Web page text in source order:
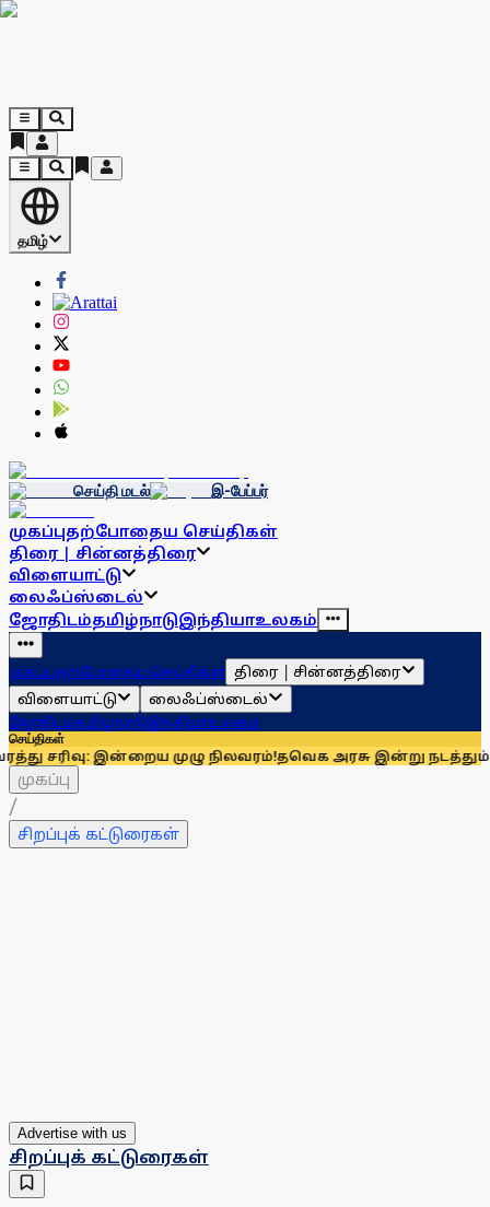
தமிழ்
செய்தி மடல் இ-பேப்பர்
முகப்புதற்போதைய செய்திகள்
திரை | சின்னத்திரை
விளையாட்டு
லைஃப்ஸ்டைல்
ஜோதிடம்தமிழ்நாடுஇந்தியாஉலகம்
முகப்புதற்போதைய செய்திகள் திரை | சின்னத்திரை
விளையாட்டு
லைஃப்ஸ்டைல்
ஜோதிடம்தமிழ்நாடுஇந்தியாஉலகம்
செய்திகள்
முழு நிலவரம்!தவெக அரசு இன்று நடத்தும் தமிழக
முகப்பு
/
சிறப்புக் கட்டுரைகள்
Advertise with us
சிறப்புக் கட்டுரைகள்